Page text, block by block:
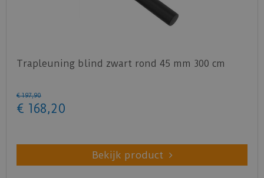
Trapleuning blind zwart rond 45 mm 300 cm
€ 197,90
€ 168,20
Bekijk product